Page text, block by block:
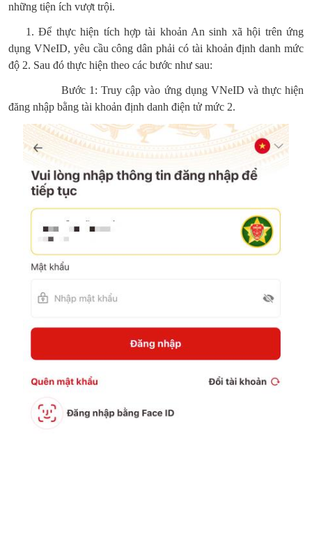
những tiện ích vượt trội.
1. Để thực hiện tích hợp tài khoản An sinh xã hội trên ứng
dụng VNeID, yêu cầu công dân phải có tài khoản định danh mức
độ 2. Sau đó thực hiện theo các bước như sau:
Bước 1: Truy cập vào ứng dụng VNeID và thực hiện
đăng nhập bằng tài khoản định danh điện tử mức 2.